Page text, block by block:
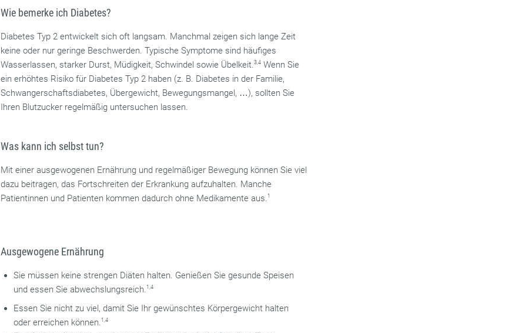
Wie bemerke ich Diabetes?
Diabetes Typ 2 entwickelt sich oft langsam. Manchmal zeigen sich lange Zeit
keine oder nur geringe Beschwerden. Typische Symptome sind häufiges
Wasserlassen, starker Durst, Müdigkeit, Schwindel sowie Übelkeit.3,4 Wenn Sie
ein erhöhtes Risiko für Diabetes Typ 2 haben (z. B. Diabetes in der Familie,
Schwangerschaftsdiabetes, Übergewicht, Bewegungsmangel, …), sollten Sie
Ihren Blutzucker regelmäßig untersuchen lassen.
Was kann ich selbst tun?
Mit einer ausgewogenen Ernährung und regelmäßiger Bewegung können Sie viel
dazu beitragen, das Fortschreiten der Erkrankung aufzuhalten. Manche
Patientinnen und Patienten kommen dadurch ohne Medikamente aus.1
Ausgewogene Ernährung
Sie müssen keine strengen Diäten halten. Genießen Sie gesunde Speisen
und essen Sie abwechslungsreich.1,4
Essen Sie nicht zu viel, damit Sie Ihr gewünschtes Körpergewicht halten
oder erreichen können.1,4